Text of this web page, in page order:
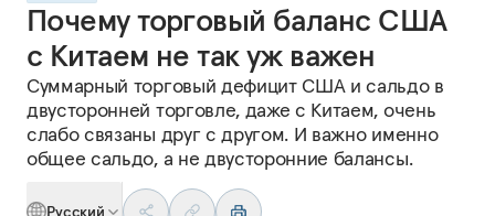
Почему торговый баланс США
с Китаем не так уж важен
Суммарный торговый дефицит США и сальдо в
двусторонней торговле, даже с Китаем, очень
слабо связаны друг с другом. И важно именно
общее сальдо, а не двусторонние балансы.
Русский